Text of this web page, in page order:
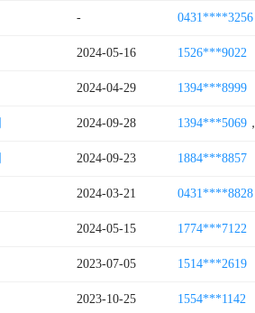
- 0431****3256
2024-05-16 1526***9022
2024-04-29 1394***8999
2024-09-28 1394***5069 ，
2024-09-23 1884***8857
2024-03-21 0431****8828
2024-05-15 1774***7122
2023-07-05 1514***2619
2023-10-25 1554***1142